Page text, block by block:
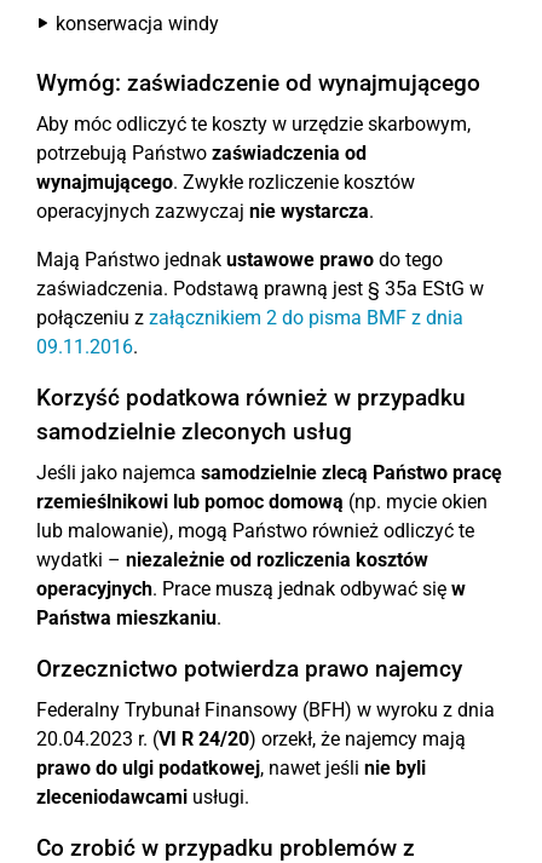
konserwacja windy
Wymóg: zaświadczenie od wynajmującego
Aby móc odliczyć te koszty w urzędzie skarbowym,
potrzebują Państwo zaświadczenia od
wynajmującego. Zwykłe rozliczenie kosztów
operacyjnych zazwyczaj nie wystarcza.
Mają Państwo jednak ustawowe prawo do tego
zaświadczenia. Podstawą prawną jest § 35a EStG w
połączeniu z załącznikiem 2 do pisma BMF z dnia
09.11.2016.
Korzyść podatkowa również w przypadku
samodzielnie zleconych usług
Jeśli jako najemca samodzielnie zlecą Państwo pracę
rzemieślnikowi lub pomoc domową (np. mycie okien
lub malowanie), mogą Państwo również odliczyć te
wydatki – niezależnie od rozliczenia kosztów
operacyjnych. Prace muszą jednak odbywać się w
Państwa mieszkaniu.
Orzecznictwo potwierdza prawo najemcy
Federalny Trybunał Finansowy (BFH) w wyroku z dnia
20.04.2023 r. (VI R 24/20) orzekł, że najemcy mają
prawo do ulgi podatkowej, nawet jeśli nie byli
zleceniodawcami usługi.
Co zrobić w przypadku problemów z